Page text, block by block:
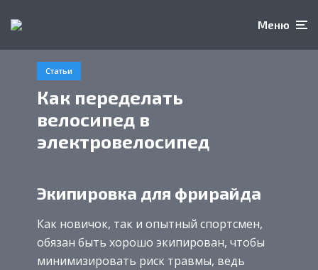
Меню
Статьи
Как переделать
велосипед в
электровелосипед
Экипировка для фрирайда
Как новичок, так и опытный спортсмен,
обязан быть хорошо экипирован, чтобы
минимизировать риск травмы, ведь